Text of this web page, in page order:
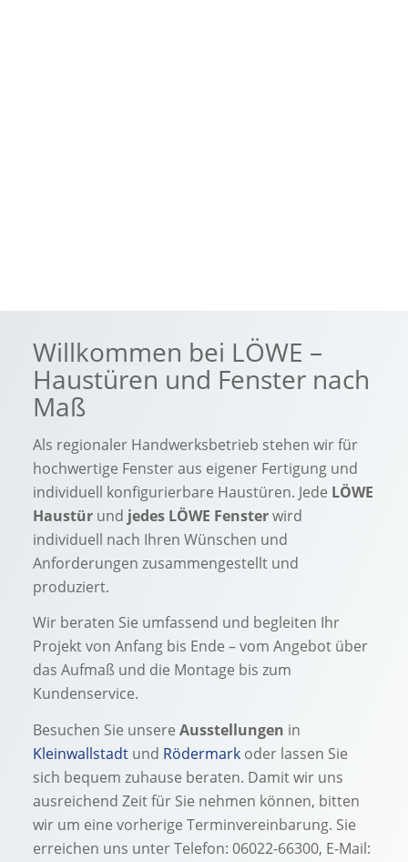
Willkommen bei LÖWE –
Haustüren und Fenster nach
Maß
Als regionaler Handwerksbetrieb stehen wir für
hochwertige Fenster aus eigener Fertigung und
individuell konfigurierbare Haustüren. Jede LÖWE
Haustürund jedes LÖWE Fensterwird
individuell nach Ihren Wünschen und
Anforderungen zusammengestellt und
produziert.
Wir beraten Sie umfassend und begleiten Ihr
Projekt von Anfang bis Ende – vom Angebot über
das Aufmaß und die Montage bis zum
Kundenservice.
Besuchen Sie unsere Ausstellungen in
Kleinwallstadtund Rödermarkoder lassen Sie
sich bequem zuhause beraten. Damit wir uns
ausreichend Zeit für Sie nehmen können, bitten
wir um eine vorherige Terminvereinbarung. Sie
erreichen uns unter Telefon: 06022-66300, E-Mail: